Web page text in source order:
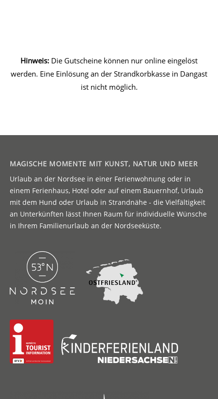
Hinweis: Die Gutscheine können nur online eingelöst
werden. Eine Einlösung an der Strandkorbkasse in Dangast
ist nicht möglich.
MAGISCHE MOMENTE MIT KUNST, NATUR UND MEER
Urlaub an der Nordsee in einer Ferienwohnung oder in
einem Ferienhaus, Hotel oder auf einem Bauernhof, Urlaub
mit dem Hund oder Urlaub in Strandnähe - die Vielfältigkeit
an Unterkünften lässt Ihnen Raum für individuelle Wünsche
in Ihrem Familienurlaub an der Nordseeküste.